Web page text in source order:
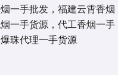
一手批发，福建云霄香烟
一手货源，代工香烟一手
珠代理一手货源